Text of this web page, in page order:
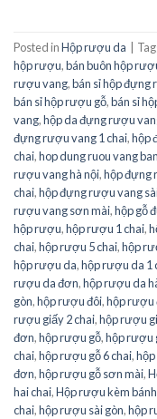
Posted inHộp rượu da
hộp rượu,bán buôn hộp
rượu vang,bán sỉ hộp đựng
bán sỉ hộp rượu gỗ,bán sỉ
vang,hộp da đựng rượu
đựng rượu vang 1 chai,hộp
chai,hop dung ruou vang
rượu vang hà nội,hộp đựng
chai,hộp đựng rượu vang
rượu vang sơn mài,hộp gỗ
hộp rượu,hộp rượu 1 chai,
chai,hộp rượu 5 chai,hộp
hộp rượu da,hộp rượu da 1
rượu da đơn,hộp rượu da
gòn,hộp rượu đôi,hộp rượu
rượu giấy 2 chai,hộp rượu
đơn,hộp rượu gỗ,hộp rượu
chai,hộp rượu gỗ 6 chai,
đơn,hộp rượu gỗ sơn mài,
hai chai,Hộp rượu kèm
chai,hộp rượu sài gòn,hộp